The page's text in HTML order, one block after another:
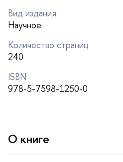
ид издания
Научное
Количество страниц
240
ISBN
978-5-7598-1250-0
О книге